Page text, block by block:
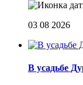
03 08 2026
В усадьбе